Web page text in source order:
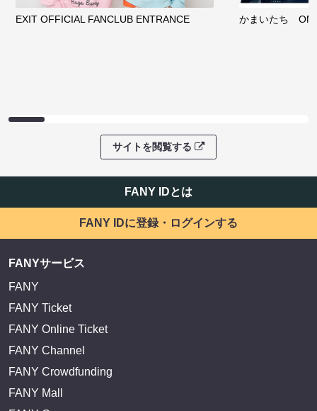
EXIT OFFICIAL FANCLUB ENTRANCE かまいたち
サイトを閲覧する
FANY IDとは
FANY IDに登録・ログインする
FANYサービス
FANY
FANY Ticket
FANY Online Ticket
FANY Channel
FANY Crowdfunding
FANY Mall